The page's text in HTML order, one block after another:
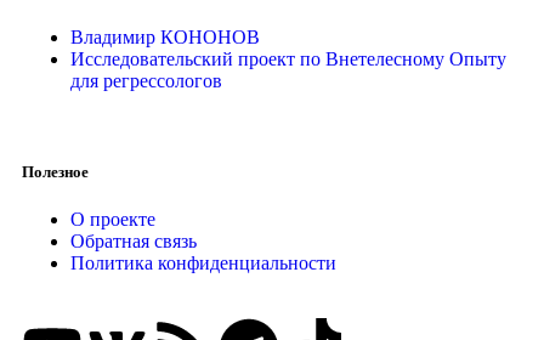
Владимир КОНОНОВ
Исследовательский проект по Внетелесному Опыту
для регрессологов
Полезное
О проекте
Обратная связь
Политика конфиденциальности